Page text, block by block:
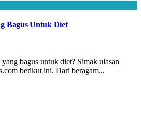
Bagus Untuk Diet
bagus untuk diet? Simak ulasan
berikut ini. Dari beragam...